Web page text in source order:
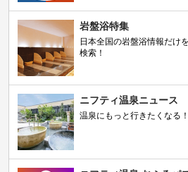
岩盤浴特集
日本全国の岩盤浴情報だけ
検索！
ニフティ温泉ニュース
温泉にもっと行きたくなる